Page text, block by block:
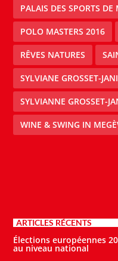
PALAIS DES SPORTS DE
POLO MASTERS 2016
RÊVES NATURES
SYLVIANE GROSSET-
SYLVIANNE GROSSET-
WINE & SWING IN
ARTICLES RÉCENTS
Élections européennes
au niveau national